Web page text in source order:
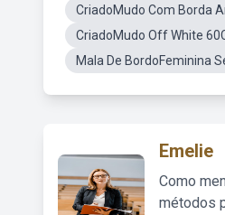
CriadoMudo Com Borda
CriadoMudo Off White
Mala De BordoFeminina
Emelie
Como
métodos